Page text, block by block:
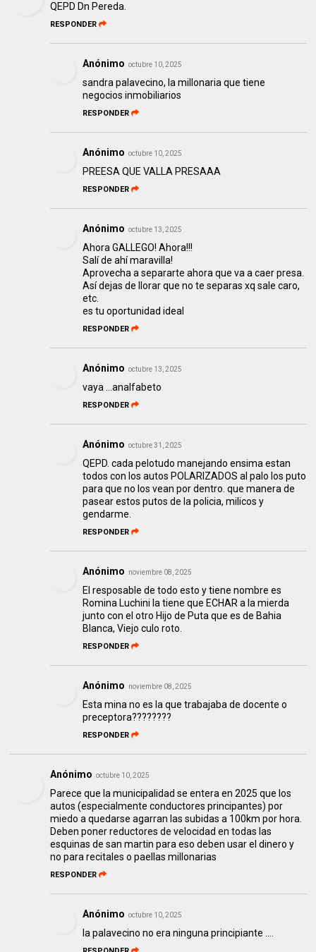
QEPD Dn Pereda.
RESPONDER
Anónimo octubre 10, 2025
sandra palavecino, la millonaria que tiene
negocios inmobiliarios
RESPONDER
Anónimo octubre 10, 2025
PREESA QUE VALLA PRESAAA
RESPONDER
Anónimo octubre 13, 2025
Ahora GALLEGO! Ahora!!!
Salí de ahí maravilla!
Aprovecha a separarte ahora que va a caer presa.
Así dejas de llorar que no te separas xq sale caro,
etc.
es tu oportunidad ideal
RESPONDER
Anónimo octubre 13, 2025
vaya ...analfabeto
RESPONDER
Anónimo octubre 31, 2025
QEPD. cada pelotudo manejando ensima estan
todos con los autos POLARIZADOS al palo los puto
para que no los vean por dentro. que manera de
pasear estos putos de la policia, milicos y
gendarme.
RESPONDER
Anónimo noviembre 08, 2025
El resposable de todo esto y tiene nombre es
Romina Luchini la tiene que ECHAR a la mierda
junto con el otro Hijo de Puta que es de Bahia
Blanca, Viejo culo roto.
RESPONDER
Anónimo noviembre 08, 2025
Esta mina no es la que trabajaba de docente o
preceptora????????
RESPONDER
Anónimo octubre 10, 2025
Parece que la municipalidad se entera en 2025 que los
autos (especialmente conductores principantes) por
miedo a quedarse agarran las subidas a 100km por hora.
Deben poner reductores de velocidad en todas las
esquinas de san martin para eso deben usar el dinero y
no para recitales o paellas millonarias
RESPONDER
Anónimo octubre 10, 2025
la palavecino no era ninguna principiante ....